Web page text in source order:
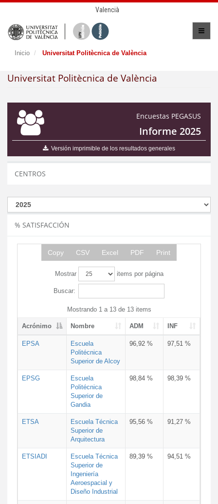
Valencià
Inicio Universitat Politècnica de València
Universitat Politècnica de València
Encuestas PEGASUS
Informe 2025
Versión imprimible de los resultados generales
CENTROS
% SATISFACCIÓN
Copy CSV Excel PDF Print
Mostrar items por página
Buscar:
Mostrando 1 a 13 de 13 items
Acrónimo Nombre ADM INF
EPSA
Escuela
Politécnica
Superior de Alcoy
96,92 % 97,51 %
EPSG
Escuela
Politécnica
Superior de
Gandia
98,84 % 98,39 %
ETSA
Escuela Técnica
Superior de
Arquitectura
95,56 % 91,27 %
ETSIADI
Escuela Técnica
Superior de
Ingeniería
Aeroespacial y
Diseño Industrial
89,39 % 94,51 %